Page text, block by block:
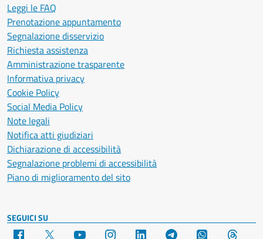
Leggi le FAQ
Prenotazione appuntamento
Segnalazione disservizio
Richiesta assistenza
Amministrazione trasparente
Informativa privacy
Cookie Policy
Social Media Policy
Note legali
Notifica atti giudiziari
Dichiarazione di accessibilità
Segnalazione problemi di accessibilità
Piano di miglioramento del sito
SEGUICI SU
Facebook YouTube Instagram LinkedIn Telegram WhatsApp